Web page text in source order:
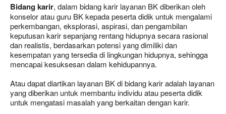
Bidang karir, dalam bidang karir layanan BK diberikan oleh
konselor atau guru BK kepada peserta didik untuk mengalami
perkembangan, eksplorasi, aspirasi, dan pengambilan
keputusan karir sepanjang rentang hidupnya secara rasional
dan realistis, berdasarkan potensi yang dimiliki dan
kesempatan yang tersedia di lingkungan hidupnya, sehingga
mencapai kesuksesan dalam kehidupannya.
Atau dapat diartikan layanan BK di bidang karir adalah layanan
yang diberikan untuk membantu individu atau peserta didik
untuk mengatasi masalah yang berkaitan dengan karir.